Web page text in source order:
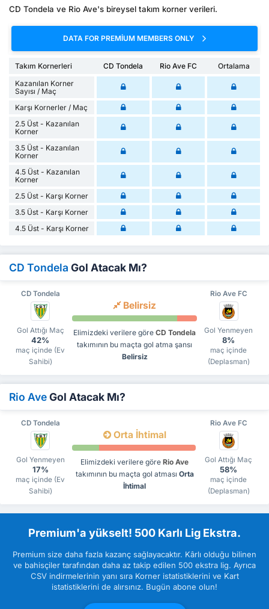
CD Tondela ve Rio Ave's bireysel takım korner verileri.
DATA FOR PREMIUM MEMBERS ONLY
Takım Kornerleri CD Tondela Rio Ave FC
Ortalama
Kazanılan Korner
Sayısı / Maç
Karşı Kornerler / Maç
2.5 Üst - Kazanılan
Korner
3.5 Üst - Kazanılan
Korner
4.5 Üst - Kazanılan
Korner
2.5 Üst - Karşı Korner
3.5 Üst - Karşı Korner
4.5 Üst - Karşı Korner
CD Tondela Gol Atacak Mı?
CD Tondela Rio Ave FC
Gol Attığı Maç
42%
maç içinde (Ev
Sahibi)
Belirsiz
Elimizdeki verilere göre CD Tondela
takımının bu maçta gol atma şansı
Belirsiz
Gol Yenmeyen
8%
maç içinde
(Deplasman)
Rio AveGol Atacak Mı?
CD Tondela Rio Ave FC
Gol Yenmeyen
17%
maç içinde (Ev
Sahibi)
Orta İhtimal
Elimizdeki verilere göre Rio Ave
takımının bu maçta gol atması Orta
İhtimal
Gol Attığı Maç
58%
maç içinde
(Deplasman)
Premium'a yükselt! 500 Karlı Lig Ekstra.
Premium size daha fazla kazanç sağlayacaktır. Kârlı olduğu bilinen
ve bahisçiler tarafından daha az takip edilen 500 ekstra lig. Ayrıca
CSV indirmelerinin yanı sıra Korner istatistiklerini ve Kart
istatistiklerini de alırsınız. Bugün abone olun!